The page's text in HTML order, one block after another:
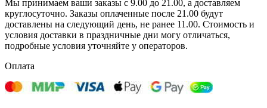
Мы принимаем ваши заказы с 9.00 до 21.00, а доставляем
круглосуточно. Заказы оплаченные после 21.00 будут
доставлены на следующий день, не ранее 11.00. Стоимость и
условия доставки в праздничные дни могу отличаться,
подробные условия уточняйте у операторов.
Оплата